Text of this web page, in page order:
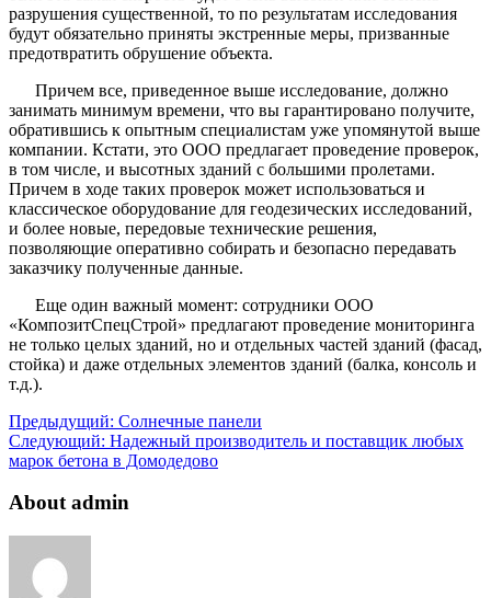
разрушения существенной, то по результатам исследования
будут обязательно приняты экстренные меры, призванные
предотвратить обрушение объекта.
Причем все, приведенное выше исследование, должно
занимать минимум времени, что вы гарантировано получите,
обратившись к опытным специалистам уже упомянутой выше
компании. Кстати, это ООО предлагает проведение проверок,
в том числе, и высотных зданий с большими пролетами.
Причем в ходе таких проверок может использоваться и
классическое оборудование для геодезических исследований,
и более новые, передовые технические решения,
позволяющие оперативно собирать и безопасно передавать
заказчику полученные данные.
Еще один важный момент: сотрудники ООО
«КомпозитСпецСтрой» предлагают проведение мониторинга
не только целых зданий, но и отдельных частей зданий (фасад,
стойка) и даже отдельных элементов зданий (балка, консоль и
т.д.).
Предыдущий: Солнечные панели
Следующий: Надежный производитель и поставщик любых
марок бетона в Домодедово
About admin